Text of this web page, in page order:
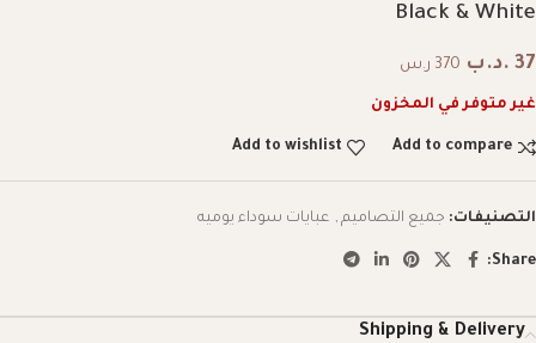
Black & White
37 .د.ب 370 ر.س
غير متوفر في المخزون
Add to compare
Add to wishlist
التصنيفات: جميع التصاميم , عبايات سوداء يوميه
Share:
Shipping & Delivery